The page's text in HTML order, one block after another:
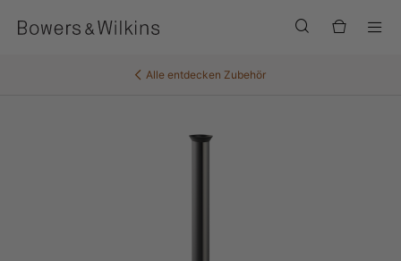
Alle entdecken Zubehör